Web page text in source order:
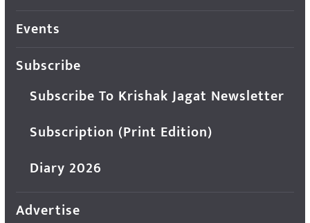
Events
Subscribe
Subscribe To Krishak Jagat Newsletter
Subscription (Print Edition)
Diary 2026
Advertise